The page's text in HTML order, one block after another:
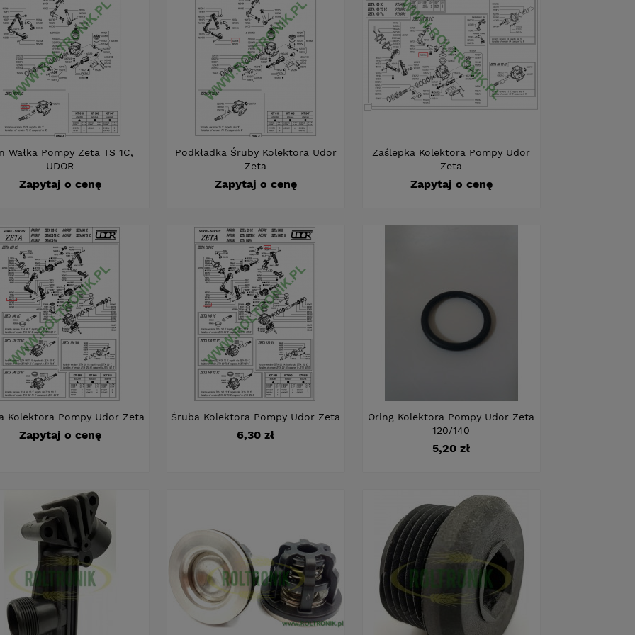
Wałka Pompy Zeta TS 1C,
UDOR
Zapytaj o cenę
Podkładka Śruby Kolektora Udor
Zeta
Zapytaj o cenę
Zaślepka Kolektora Pompy Udor
Zeta
Zapytaj o cenę
Kolektora Pompy Udor Zeta
Zapytaj o cenę
Śruba Kolektora Pompy Udor Zeta
Cena
6,30 zł
Oring Kolektora Pompy Udor Zeta
120/140
Cena
5,20 zł